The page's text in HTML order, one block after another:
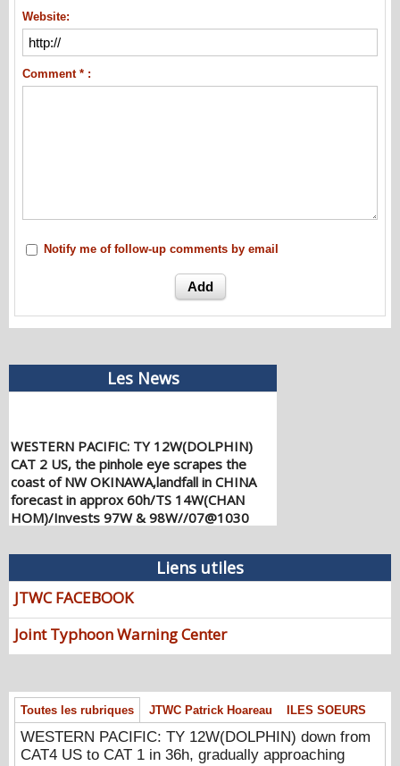
Website:
Comment * :
Notify me of follow-up comments by email
Les News
WESTERN PACIFIC: TY 12W(DOLPHIN)
CAT 2 US, the pinhole eye scrapes the
coast of NW OKINAWA,landfall in CHINA
forecast in approx 60h/TS 14W(CHAN
HOM)/Invests 97W & 98W//07@1030
UTC
WESTERN PACIFIC: TY 12W(DOLPHIN)
down from CAT4 US to CAT 1 in 36h,
gradually approaching OKINAWA/TS
13W(KUJIRA)/Invest 96W//05@2200 UTC
08/06/2026 PATRICK HOAREAU
temporarily back to CAT 4 US with the
unexpected inner core re-
consolidation/Invest 94W//04@1000 UTC
08/04/2026 -PATRICK HOAREAU
Liens utiles
JTWC FACEBOOK
Joint Typhoon Warning Center
Toutes les rubriques JTWC Patrick Hoareau ILES SOEURS
WESTERN PACIFIC: TY 12W(DOLPHIN) down from
CAT4 US to CAT 1 in 36h, gradually approaching